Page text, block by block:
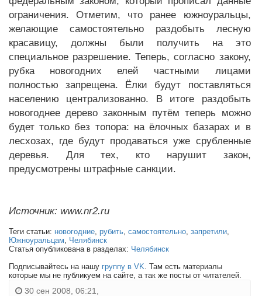
ограничения. Отметим, что ранее южноуральцы,
желающие самостоятельно раздобыть лесную
красавицу, должны были получить на это
специальное разрешение. Теперь, согласно закону,
рубка новогодних елей частными лицами
полностью запрещена. Ёлки будут поставляться
населению централизованно. В итоге раздобыть
новогоднее дерево законным путём теперь можно
будет только без топора: на ёлочных базарах и в
лесхозах, где будут продаваться уже срубленные
деревья. Для тех, кто нарушит закон,
предусмотрены штрафные санкции.
Источник: www.nr2.ru
Теги статьи: новогодние, рубить, самостоятельно, запретили,
Южноуральцам, Челябинск
Статья опубликована в разделах: Челябинск
Подписывайтесь на нашу группу в VK. Там есть материалы
которые мы не публикуем на сайте, а так же посты от читателей.
30 сен 2008, 06:21,